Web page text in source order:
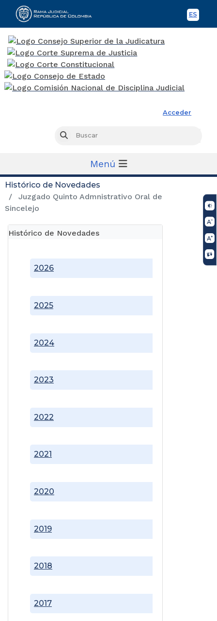
ES
Acceder
Buscar
Menú
Histórico de Novedades
Juzgado Quinto Admnistrativo Oral de
Sincelejo
Histórico de Novedades
2017
2018
2019
2020
2021
2022
2023
2024
2025
2026